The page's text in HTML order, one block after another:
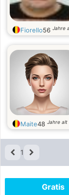
Fiorello56 Jahre
Maite48 Jahre alt
1
Gratis